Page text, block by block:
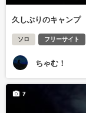
久しぶりのキャンプ
ソロ フリーサイト
ちゃむ！
7